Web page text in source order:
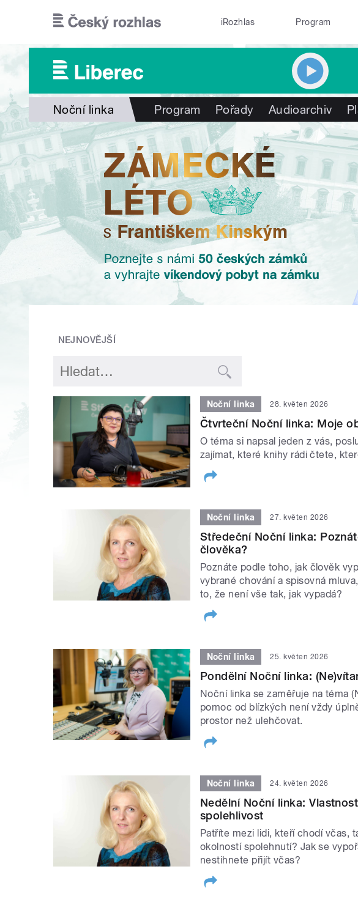
iRozhlas Program
Noční linka Program Pořady Audioarchiv
NEJNOVĚJŠÍ
Noční linka 28. květen 2026
Čtvrteční Noční linka: Moje
O téma si napsal jeden z vás,
zajímat, které knihy rádi čtete,
Noční linka 27. květen 2026
Středeční Noční linka:
člověka?
Poznáte podle toho, jak člověk
vybrané chování a spisovná
to, že není vše tak, jak vypadá?
Noční linka 25. květen 2026
Pondělní Noční linka:
Noční linka se zaměřuje na téma
pomoc od blízkých není vždy
prostor než ulehčovat.
Noční linka 24. květen 2026
Nedělní Noční linka:
spolehlivost
Patříte mezi lidi, kteří chodí včas,
okolností spolehnutí? Jak se
nestihnete přijít včas?